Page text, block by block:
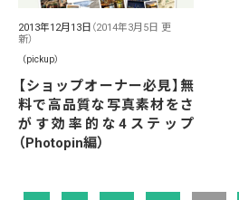
2013年12月13日 （2014年3月5日 更
新）
（pickup）
【ショップオーナー必見】無
料で高品質な写真素材をさ
がす効率的な4ステップ
（Photopin編）